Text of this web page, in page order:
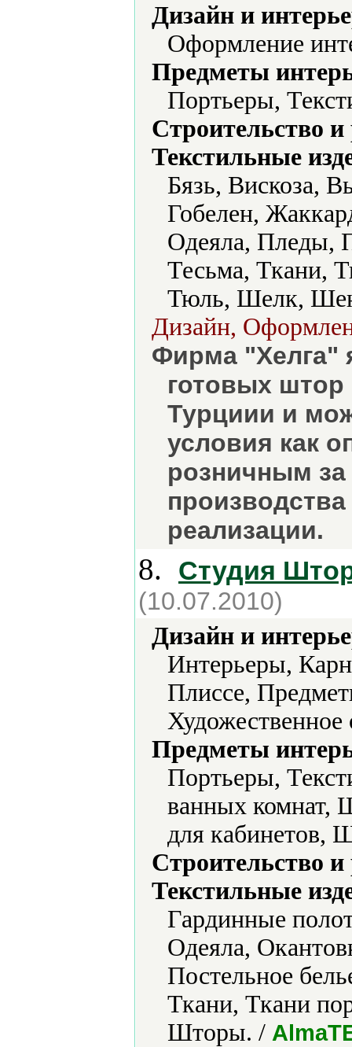
Дизайн и
Оформление
Предметы
Портьеры,
Строительство
Текстильные
Бязь, Вискоза,
Гобелен,
Одеяла, Пледы,
Тесьма, Ткани,
Тюль, Шелк,
Дизайн,
Фирма "Хелга"
готовых штор
Турциии и
условия как
розничным за
реализации.
8. Студия
(10.07.2010)
Дизайн и
Интерьеры,
Плиссе,
Предметы
Портьеры,
ванных комнат,
для кабинетов,
Строительство
Текстильные
Гардинные
Одеяла,
Постельное
Ткани, Ткани
Шторы. /